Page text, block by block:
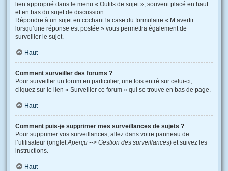
lien approprié dans le menu « Outils de sujet », souvent placé en haut
et en bas du sujet de discussion.
Répondre à un sujet en cochant la case du formulaire « M’avertir
lorsqu’une réponse est postée » vous permettra également de
surveiller le sujet.
Haut
Comment surveiller des forums ?
Pour surveiller un forum en particulier, une fois entré sur celui-ci,
cliquez sur le lien « Surveiller ce forum » qui se trouve en bas de page.
Haut
Comment puis-je supprimer mes surveillances de sujets ?
Pour supprimer vos surveillances, allez dans votre panneau de
l’utilisateur (ongletAperçu --> Gestion des surveillances) et suivez les
instructions.
Haut